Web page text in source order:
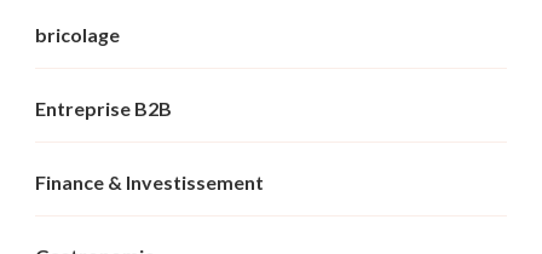
bricolage
Entreprise B2B
Finance & Investissement